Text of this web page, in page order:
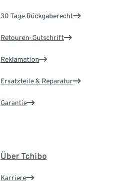
30 Tage Rückgaberecht
Retouren-Gutschrift
Reklamation
Ersatzteile & Reparatur
Garantie
Über Tchibo
Karriere